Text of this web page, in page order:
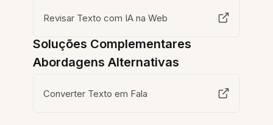
Revisar Texto com IA na Web
Soluções Complementares
Abordagens Alternativas
Converter Texto em Fala